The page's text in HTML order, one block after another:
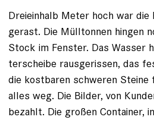
Dreieinhalb Meter hoch war
gerast. Die Mülltonnen hingen
Stock im Fenster. Das Wasser
terscheibe rausgerissen, das
die kostbaren schweren Steine
alles weg. Die Bilder, von
bezahlt. Die großen Container,